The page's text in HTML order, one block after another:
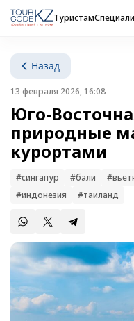
Туристам
Назад
13 февраля 2026, 16:08
Юго-
природные
курортами
#cингапур #бали
#индонезия
#таиланд